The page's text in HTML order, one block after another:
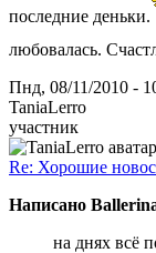
последние деньки.
любовалась.
Пнд, 08/11/2010 -
TaniaLerro
участник
Re: Хорошие
Написано
на днях всё